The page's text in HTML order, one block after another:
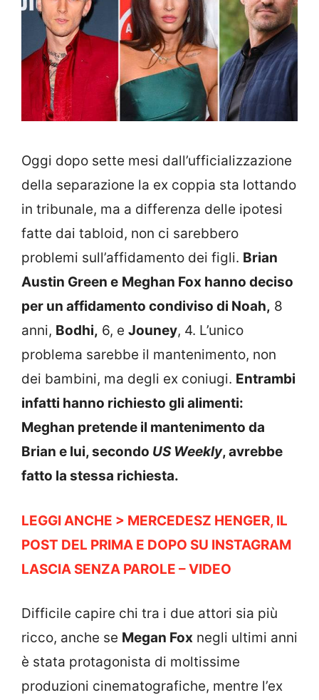
Oggi dopo sette mesi dall’ufficializzazione
della separazione la ex coppia sta lottando
in tribunale, ma a differenza delle ipotesi
fatte dai tabloid, non ci sarebbero
problemi sull’affidamento dei figli. Brian
Austin Green e Meghan Fox hanno deciso
per un affidamento condiviso di Noah, 8
anni, Bodhi, 6, e Jouney, 4. L’unico
problema sarebbe il mantenimento, non
dei bambini, ma degli ex coniugi. Entrambi
infatti hanno richiesto gli alimenti:
Meghan pretende il mantenimento da
Brian e lui, secondo US Weekly, avrebbe
fatto la stessa richiesta.
LEGGI ANCHE > MERCEDESZ HENGER, IL
POST DEL PRIMA E DOPO SU INSTAGRAM
LASCIA SENZA PAROLE – VIDEO
Difficile capire chi tra i due attori sia più
ricco, anche se Megan Fox negli ultimi anni
è stata protagonista di moltissime
produzioni cinematografiche, mentre l’ex